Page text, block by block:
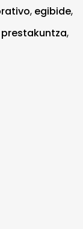
, egibide,
prestakuntza,